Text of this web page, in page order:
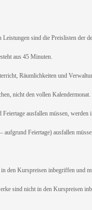
sind die Preislisten der
aus 45 Minuten.
Räumlichkeiten und
nicht den vollen Kalendermonat.
ausfallen müssen, werden in
aufgrund Feiertage) ausfallen
Kurspreisen inbegriffen und
nicht in den Kurspreisen